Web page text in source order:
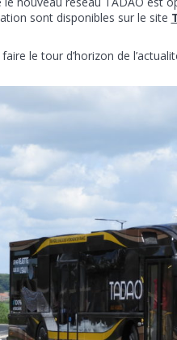
sont disponibles sur le site
le tour d’horizon de